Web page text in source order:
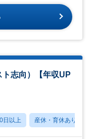
志向）【年収UP
日以上 産休・育休あり